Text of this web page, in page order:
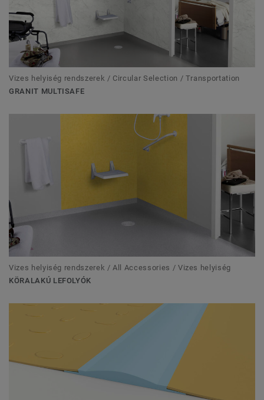
Vizes helyiség rendszerek / Circular Selection / Transportation
GRANIT MULTISAFE
Vizes helyiség rendszerek / All Accessories / Vizes helyiség
KÖRALAKÚ LEFOLYÓK